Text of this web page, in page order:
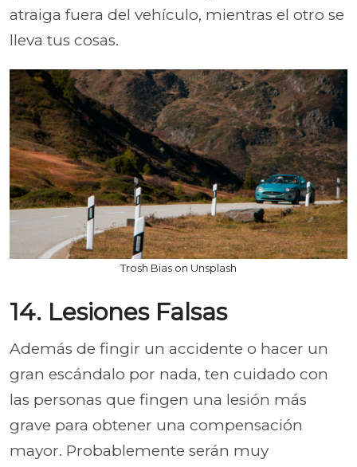
atraiga fuera del vehículo, mientras el otro se
lleva tus cosas.
Trosh Bias on Unsplash
14. Lesiones Falsas
Además de fingir un accidente o hacer un
gran escándalo por nada, ten cuidado con
las personas que fingen una lesión más
grave para obtener una compensación
mayor. Probablemente serán muy